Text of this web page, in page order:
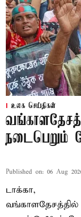
உலக செய்திகள்
நடைபெறும்
Published on: 06 Aug
டாக்கா,
வங்காளதேசத்தில்